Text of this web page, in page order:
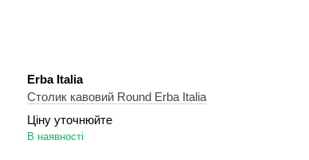
Erba Italia
Столик кавовий Round Erba Italia
Ціну уточнюйте
В наявності